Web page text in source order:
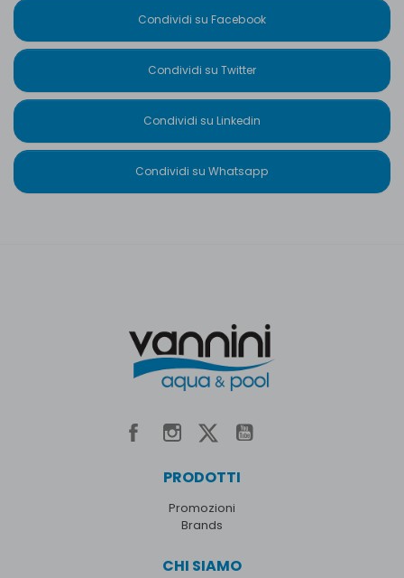
Condividi su Facebook
Condividi su Twitter
Condividi su Linkedin
Condividi su Whatsapp
PRODOTTI
Promozioni
Brands
CHI SIAMO